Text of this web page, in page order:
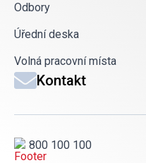
Odbory
Úřední deska
Volná pracovní místa
Kontakt
800 100 100